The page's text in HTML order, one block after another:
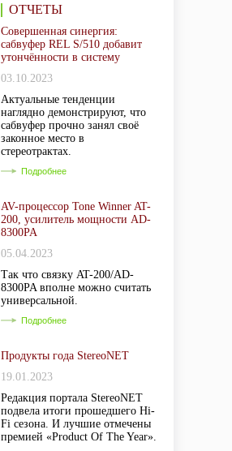
ОТЧЕТЫ
Совершенная синергия:
сабвуфер REL S/510 добавит
утончённости в систему
03.10.2023
Актуальные тенденции
наглядно демонстрируют, что
сабвуфер прочно занял своё
законное место в
стереотрактах.
Подробнее
AV-процессор Tone Winner AT-
200, усилитель мощности AD-
8300PA
05.04.2023
Так что связку AT-200/AD-
8300PA вполне можно считать
универсальной.
Подробнее
Продукты года StereoNET
19.01.2023
Редакция портала StereoNET
подвела итоги прошедшего Hi-
Fi сезона. И лучшие отмечены
премией «Product Of The Year».